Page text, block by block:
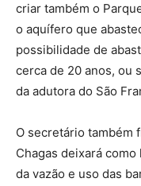
criar também o
o aquífero que
possibilidade de
cerca de 20 anos, ou
da adutora do São
O secretário também
Chagas deixará
da vazão e uso das